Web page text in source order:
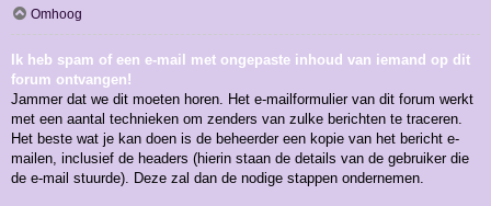
Omhoog
Ik heb spam of een e-mail met ongepaste inhoud van iemand op dit
forum ontvangen!
Jammer dat we dit moeten horen. Het e-mailformulier van dit forum werkt
met een aantal technieken om zenders van zulke berichten te traceren.
Het beste wat je kan doen is de beheerder een kopie van het bericht e-
mailen, inclusief de headers (hierin staan de details van de gebruiker die
de e-mail stuurde). Deze zal dan de nodige stappen ondernemen.